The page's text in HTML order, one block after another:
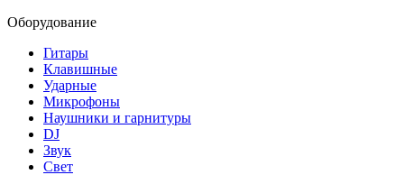
Оборудование
Гитары
Клавишные
Ударные
Микрофоны
Наушники и гарнитуры
DJ
Звук
Свет